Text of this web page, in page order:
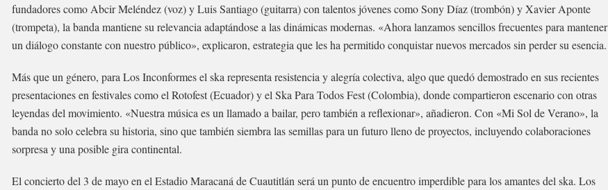
fundadores como Abcir Meléndez (voz) y Luis Santiago (guitarra) con talentos jóvenes como Sony Díaz (trombón) y Xavier Aponte
(trompeta), la banda mantiene su relevancia adaptándose a las dinámicas modernas. «Ahora lanzamos sencillos frecuentes para mantener
un diálogo constante con nuestro público», explicaron, estrategia que les ha permitido conquistar nuevos mercados sin perder su esencia.
Más que un género, para Los Inconformes el ska representa resistencia y alegría colectiva, algo que quedó demostrado en sus recientes
presentaciones en festivales como el Rotofest (Ecuador) y el Ska Para Todos Fest (Colombia), donde compartieron escenario con otras
leyendas del movimiento. «Nuestra música es un llamado a bailar, pero también a reflexionar», añadieron. Con «Mi Sol de Verano», la
banda no solo celebra su historia, sino que también siembra las semillas para un futuro lleno de proyectos, incluyendo colaboraciones
sorpresa y una posible gira continental.
El concierto del 3 de mayo en el Estadio Maracaná de Cuautitlán será un punto de encuentro imperdible para los amantes del ska. Los